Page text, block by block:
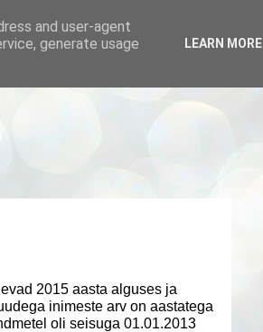
2015 aasta alguses ja
inimeste arv on aastatega
oli seisuga 01.01.2013
and user-agent
generate usage
LEARN MORE